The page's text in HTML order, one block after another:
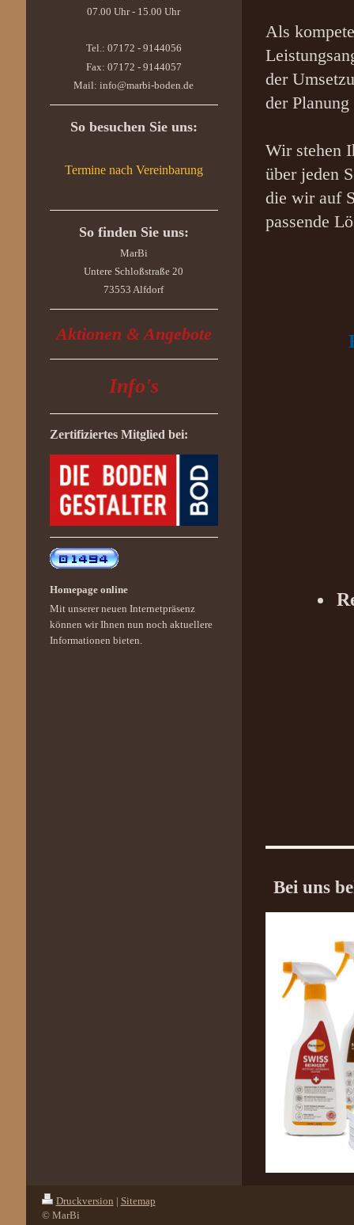
Als
der
der
Wir stehen
über jeden
die wir auf
passende
Bei uns
07.00 Uhr - 15.00 Uhr
Tel.: 07172 - 9144056
Fax: 07172 - 9144057
Mail: info@marbi-boden.de
So besuchen Sie uns:
Termine nach Vereinbarung
So finden Sie uns:
MarBi
Untere Schloßstraße 20
73553 Alfdorf
Aktionen & Angebote
Info's
Zertifiziertes Mitglied bei:
Homepage online
Mit unserer neuen Internetpräsenz
können wir Ihnen nun noch aktuellere
Informationen bieten.
Druckversion | Sitemap
© MarBi